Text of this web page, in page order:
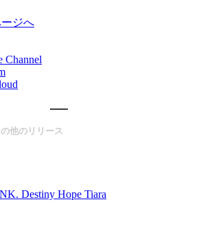
ジへ
他のリリース
Destiny Hope Tiara